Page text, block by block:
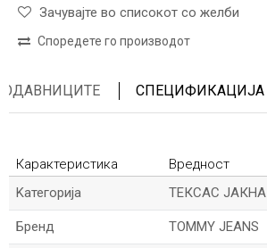
Зачувајте во списокот со желби
Споредете го производот
СПЕЦИФИКАЦИЈА
Карактеристика
Вредност
Kатегорија
ТЕКСАС ЈАКНА
Бренд TOMMY JEANS